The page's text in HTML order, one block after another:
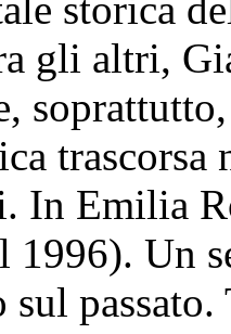
gli altri,
In Emilia
Un
sul